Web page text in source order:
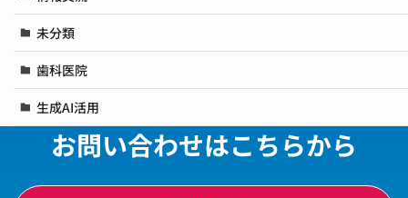
未分類
歯科医院
生成AI活用
お問い合わせはこちらから